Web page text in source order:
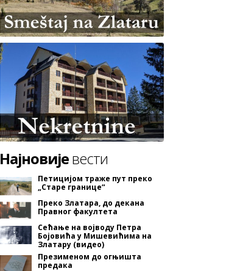
Најновијевести
Петицијом траже пут преко
„Старе границе“
Преко Златара, до декана
Правног факултета
Сећање на војводу Петра
Бојовића у Мишевићима на
Златару (видео)
Презименом до огњишта
предака